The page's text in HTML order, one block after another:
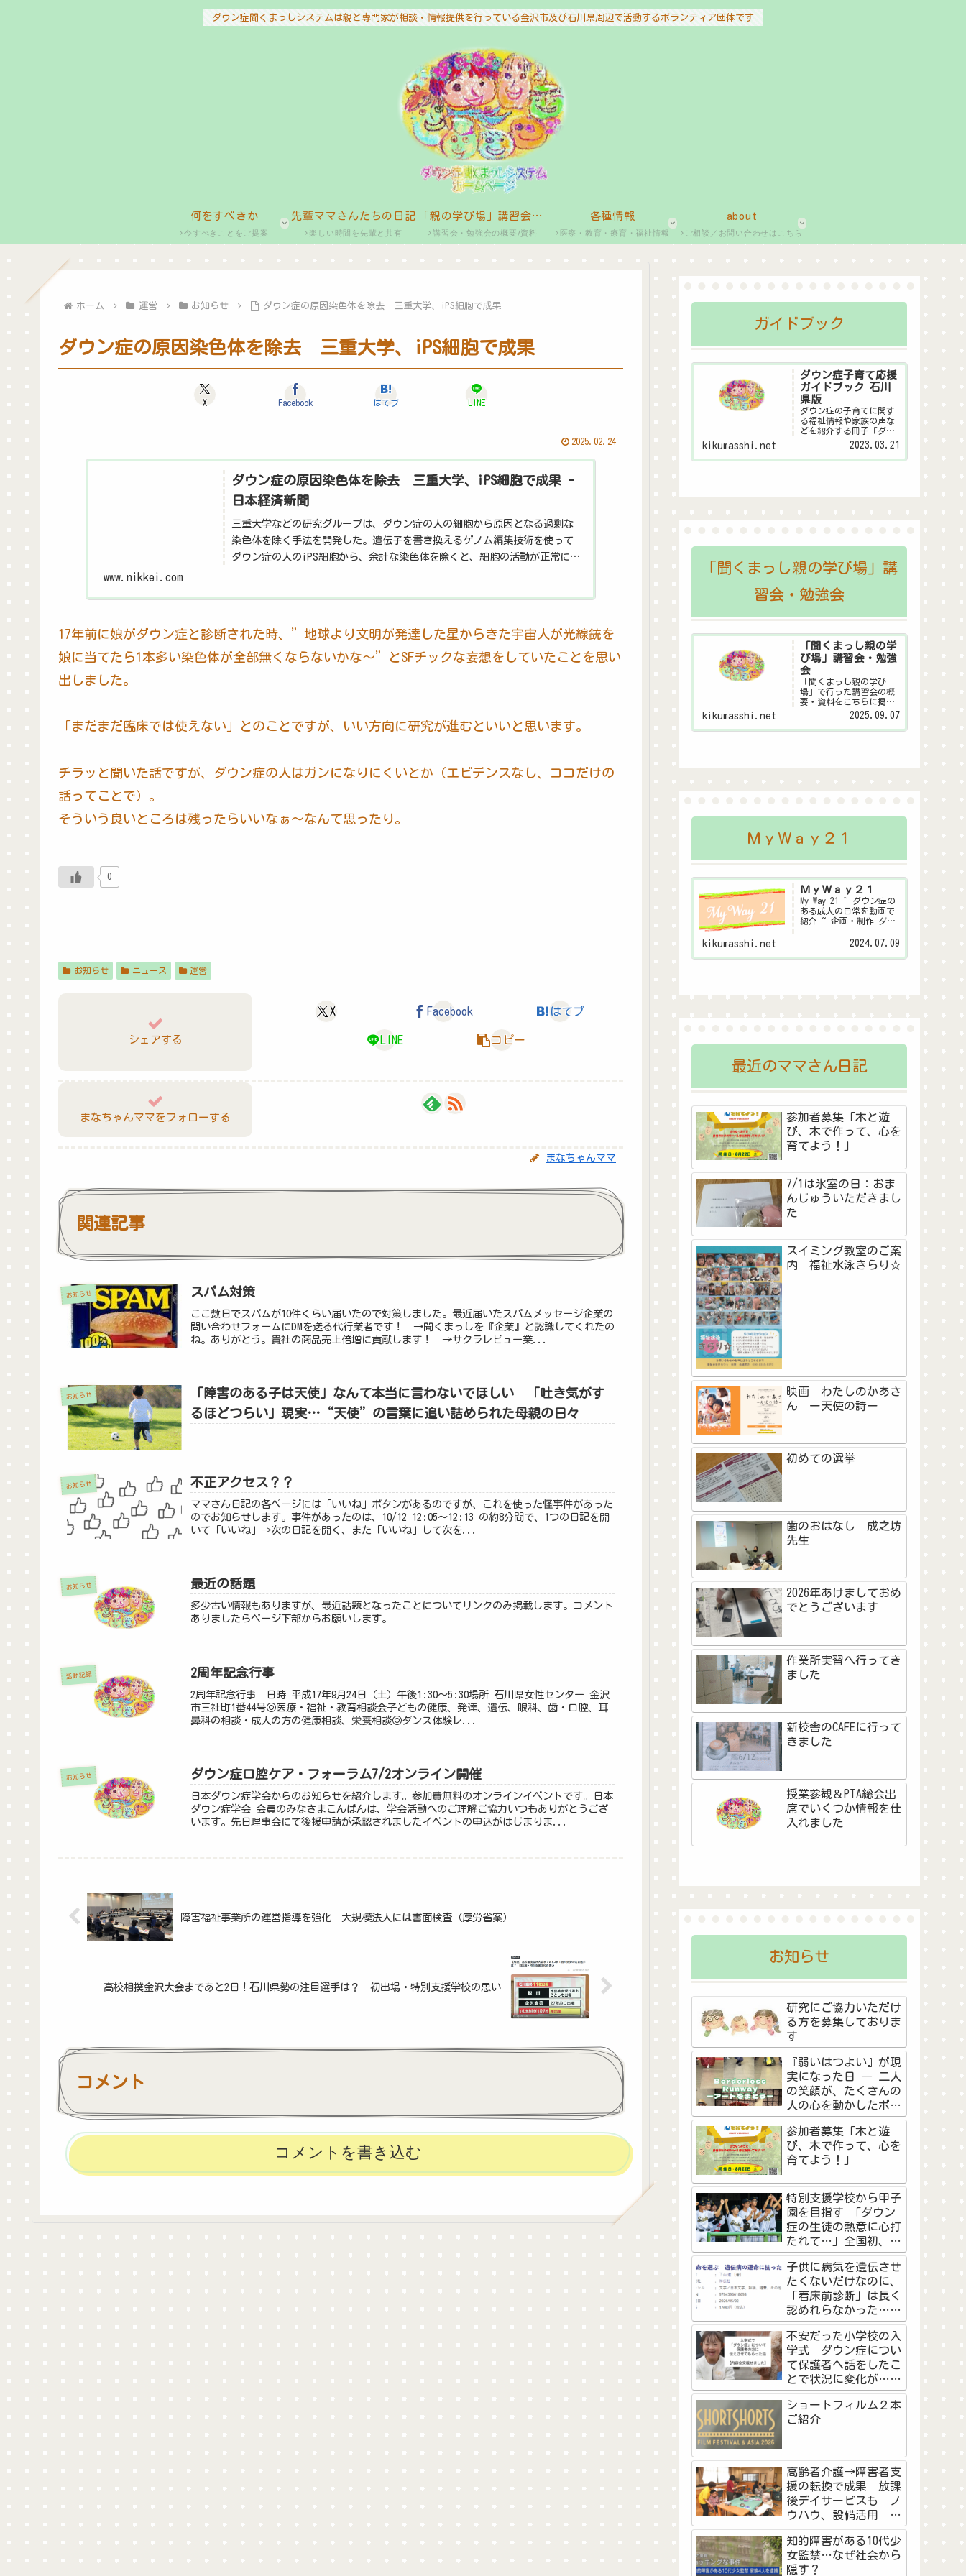
ダウン症聞くまっしシステムは親と専門家が相談・情報提供を行っている金沢市及び石川県周辺で活動するボランティア団体です
何をすべきか
今すべきことをご提案
先輩ママさんたちの日記
楽しい時間を先輩と共有
「親の学び場」講習会・勉強会
講習会・勉強会の概要/資料
各種情報
医療・教育・療育・福祉情報
about
ご相談／お問い合わせはこちら
ホーム 運営 お知らせ ダウン症の原因染色体を除去 三重大学、iPS細胞で成果
ダウン症の原因染色体を除去 三重大学、iPS細胞で成果
X Facebook はてブ LINE
2025.02.24
ダウン症の原因染色体を除去 三重大学、iPS細胞で成果 -
日本経済新聞
三重大学などの研究グループは、ダウン症の人の細胞から原因となる過剰な
染色体を除く手法を開発した。遺伝子を書き換えるゲノム編集技術を使って
ダウン症の人のiPS細胞から、余計な染色体を除くと、細胞の活動が正常にな
www.nikkei.com
17年前に娘がダウン症と診断された時、”地球より文明が発達した星からきた宇宙人が光線銃を
娘に当てたら1本多い染色体が全部無くならないかな～”とSFチックな妄想をしていたことを思い
出しました。
「まだまだ臨床では使えない」とのことですが、いい方向に研究が進むといいと思います。
チラッと聞いた話ですが、ダウン症の人はガンになりにくいとか（エビデンスなし、ココだけの
話ってことで）。
そういう良いところは残ったらいいなぁ～なんて思ったり。
0
お知らせ ニュース 運営
シェアする
X Facebook はてブ
LINE コピー
まなちゃんママをフォローする
まなちゃんママ
関連記事
お知らせ スパム対策
ここ数日でスパムが10件くらい届いたので対策しました。最近届いたスパムメッセージ企業の
問い合わせフォームにDMを送る代行業者です！ →聞くまっしを『企業』と認識してくれたの
ね。ありがとう。貴社の商品売上倍増に貢献します！ →サクラレビュー業...
お知らせ
「障害のある子は天使」なんて本当に言わないでほしい 「吐き気がす
るほどつらい」現実…“天使”の言葉に追い詰められた母親の日々
お知らせ 不正アクセス？？
ママさん日記の各ページには「いいね」ボタンがあるのですが、これを使った怪事件があった
のでお知らせします。事件があったのは、10/12 12:05～12:13 の約8分間で、1つの日記を開
いて「いいね」→次の日記を開く、また「いいね」して次を...
お知らせ 最近の話題
多少古い情報もありますが、最近話題となったことについてリンクのみ掲載します。コメント
ありましたらページ下部からお願いします。
活動記録 2周年記念行事
2周年記念行事 日時 平成17年9月24日（土）午後1:30～5:30場所 石川県女性センター 金沢
市三社町1番44号◎医療・福祉・教育相談会子どもの健康、発達、遺伝、眼科、歯・口腔、耳
鼻科の相談・成人の方の健康相談、栄養相談◎ダンス体験レ...
お知らせ ダウン症口腔ケア・フォーラム7/2オンライン開催
日本ダウン症学会からのお知らせを紹介します。参加費無料のオンラインイベントです。日本
ダウン症学会 会員のみなさまこんばんは、学会活動へのご理解ご協力いつもありがとうござ
います。先日理事会にて後援申請が承認されましたイベントの申込がはじまりま...
障害福祉事業所の運営指導を強化 大規模法人には書面検査（厚労省案）
高校相撲金沢大会まであと2日！石川県勢の注目選手は？ 初出場・特別支援学校の思い
コメント
コメントを書き込む
ガイドブック
ダウン症子育て応援
ガイドブック 石川
県版
ダウン症の子育てに関す
る福祉情報や家族の声な
どを紹介する冊子「ダウ
ン症子育て応援ガイドブ
ック 石川県版」のデジタ
ル版です。
kikumasshi.net 2023.03.21
「聞くまっし親の学び場」講
習会・勉強会
「聞くまっし親の学
び場」講習会・勉強
会
「聞くまっし親の学び
場」で行った講習会の概
要・資料をこちらに掲載
します。皆様の子育ての
ヒントになれば幸いで
す。親の学び場とは金沢
kikumasshi.net 2025.09.07
ＭｙＷａｙ２１
ＭｙＷａｙ２１
My Way 21 ~ ダウン症の
ある成人の日常を動画で
紹介 ~ 企画・制作 ダウ
kikumasshi.net 2024.07.09
最近のママさん日記
参加者募集「木と遊
び、木で作って、心を
育てよう！」
7/1は氷室の日：おま
んじゅういただきまし
た
スイミング教室のご案
内 福祉水泳きらり☆
映画 わたしのかあさ
ん ー天使の詩ー
初めての選挙
歯のおはなし 成之坊
先生
2026年あけましておめ
でとうございます
作業所実習へ行ってき
ました
新校舎のCAFEに行って
きました
授業参観＆PTA総会出
席でいくつか情報を仕
入れました
お知らせ
研究にご協力いただけ
る方を募集しておりま
す
『弱いはつよい』が現
実になった日 ― 二人
の笑顔が、たくさんの
人の心を動かしたボー
ダーレス・ランウェイ
―
参加者募集「木と遊
び、木で作って、心を
育てよう！」
特別支援学校から甲子
園を目指す 「ダウン
症の生徒の熱意に心打
たれて…」全国初、夏
の高校野球予選に挑戦
した教員と生徒の物語
＜前編＞
子供に病気を遺伝させ
たくないだけなのに、
「着床前診断」は長く
認めれらなかった…不
妊治療を経験した作家
が看護師として『命を
選ぶ』に思うこと
不安だった小学校の入
学式 ダウン症につい
て保護者へ話をしたこ
とで状況に変化が…マ
マの勇気に「素敵なご
両親」「知ることで学
べた」
ショートフィルム２本
ご紹介
高齢者介護→障害者支
援の転換で成果 放課
後デイサービスも ノ
ウハウ、設備活用 浜
松市の社会福祉法人天
竜厚生会
知的障害がある10代少
女監禁…なぜ社会から
隠す？